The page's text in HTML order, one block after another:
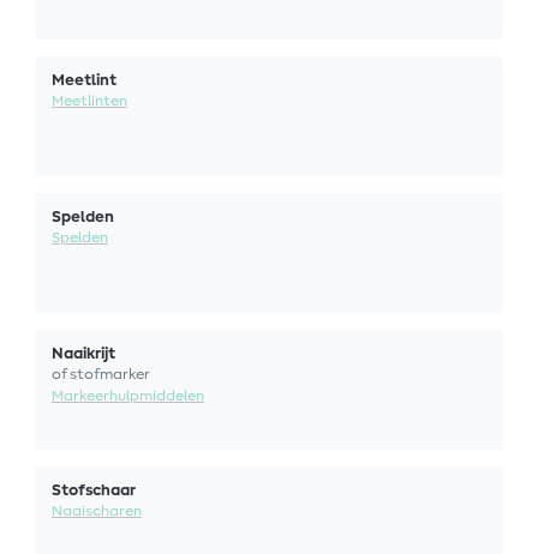
Meetlint
Meetlinten
Spelden
Spelden
Naaikrijt
of stofmarker
Markeerhulpmiddelen
Stofschaar
Naaischaren